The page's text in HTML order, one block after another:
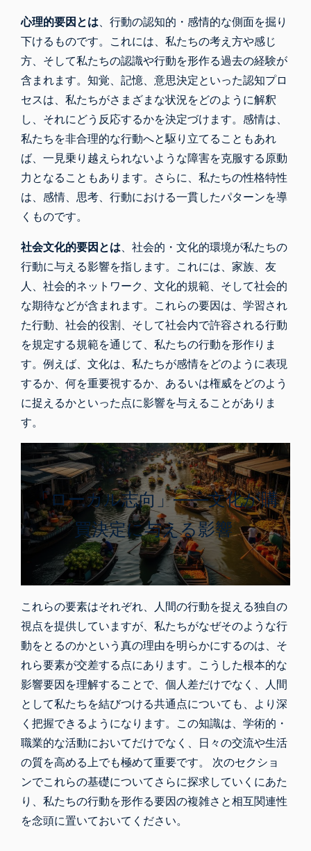
心理的要因とは 、行動の認知的・感情的な側面を掘り
下けるものです。これには、私たちの考え方や感じ
方、そして私たちの認識や行動を形作る過去の経験が
含まれます。知覚、記憶、意思決定といった認知プロ
セスは、私たちがさまざまな状況をどのように解釈
し、それにどう反応するかを決定づけます。感情は、
私たちを非合理的な行動へと駆り立てることもあれ
ば、一見乗り越えられないような障害を克服する原動
力となることもあります。さらに、私たちの性格特性
は、感情、思考、行動における一貫したパターンを導
くものです。
社会文化的要因とは 、社会的・文化的環境が私たちの
行動に与える影響を指します。これには、家族、友
人、社会的ネットワーク、文化的規範、そして社会的
な期待などが含まれます。これらの要因は、学習され
た行動、社会的役割、そして社会内で許容される行動
を規定する規範を通じて、私たちの行動を形作りま
す。例えば、文化は、私たちが感情をどのように表現
するか、何を重要視するか、あるいは権威をどのよう
に捉えるかといった点に影響を与えることがありま
す。
「ローカル志向」――文化が購
買決定に与える影響
これらの要素はそれぞれ、人間の行動を捉える独自の
視点を提供していますが、私たちがなぜそのような行
動をとるのかという真の理由を明らかにするのは、そ
れら要素が交差する点にあります。こうした根本的な
影響要因を理解することで、個人差だけでなく、人間
として私たちを結びつける共通点についても、より深
く把握できるようになります。この知識は、学術的・
職業的な活動においてだけでなく、日々の交流や生活
の質を高める上でも極めて重要です。 次のセクショ
ンでこれらの基礎についてさらに探求していくにあた
り、私たちの行動を形作る要因の複雑さと相互関連性
を念頭に置いておいてください。